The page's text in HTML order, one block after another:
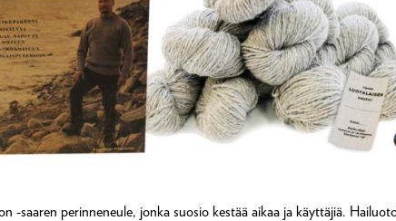
-saaren perinneneule, jonka suosio kestää aikaa ja käyttäjiä.